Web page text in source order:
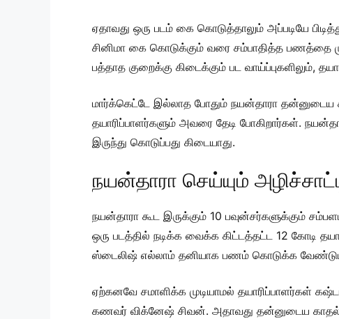
ஏதாவது ஒரு படம் கை கொடுத்தாலும் அப்படியே
சினிமா கை கொடுக்கும் வரை சம்பாதித்த பணத்தை
பத்தாத குறைக்கு கிடைக்கும் பட வாய்ப்புகளிலும்,
மார்க்கெட்டே இல்லாத போதும் நயன்தாரா தன்னுடைய
தயாரிப்பாளர்களும் அவரை தேடி போகிறார்கள்.
இருந்து கொடுப்பது கிடையாது.
நயன்தாரா செய்யும்
நயன்தாரா கூட இருக்கும் 10 பவுன்சர்களுக்கும்
ஒரு படத்தில் நடிக்க வைக்க கிட்டத்தட்ட 12 கோடி
ஸ்டைலிஷ் எல்லாம் தனியாக பணம் கொடுக்க
ஏற்கனவே சமாளிக்க முடியாமல் தயாரிப்பாளர்கள்
கணவர் விக்னேஷ் சிவன். அதாவது தன்னுடைய காதல்